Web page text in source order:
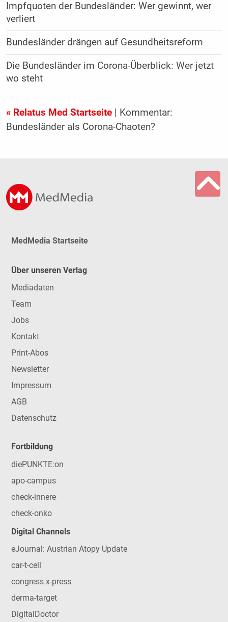
Impfquoten der Bundesländer: Wer gewinnt, wer
verliert
Bundesländer drängen auf Gesundheitsreform
Die Bundesländer im Corona-Überblick: Wer jetzt
wo steht
« Relatus Med Startseite| Kommentar:
Bundesländer als Corona-Chaoten?
MedMedia Startseite
Über unseren Verlag
Mediadaten
Team
Jobs
Kontakt
Print-Abos
Newsletter
Impressum
AGB
Datenschutz
Fortbildung
diePUNKTE:on
apo-campus
check-innere
check-onko
Digital Channels
eJournal: Austrian Atopy Update
car-t-cell
congress x-press
derma-target
DigitalDoctor